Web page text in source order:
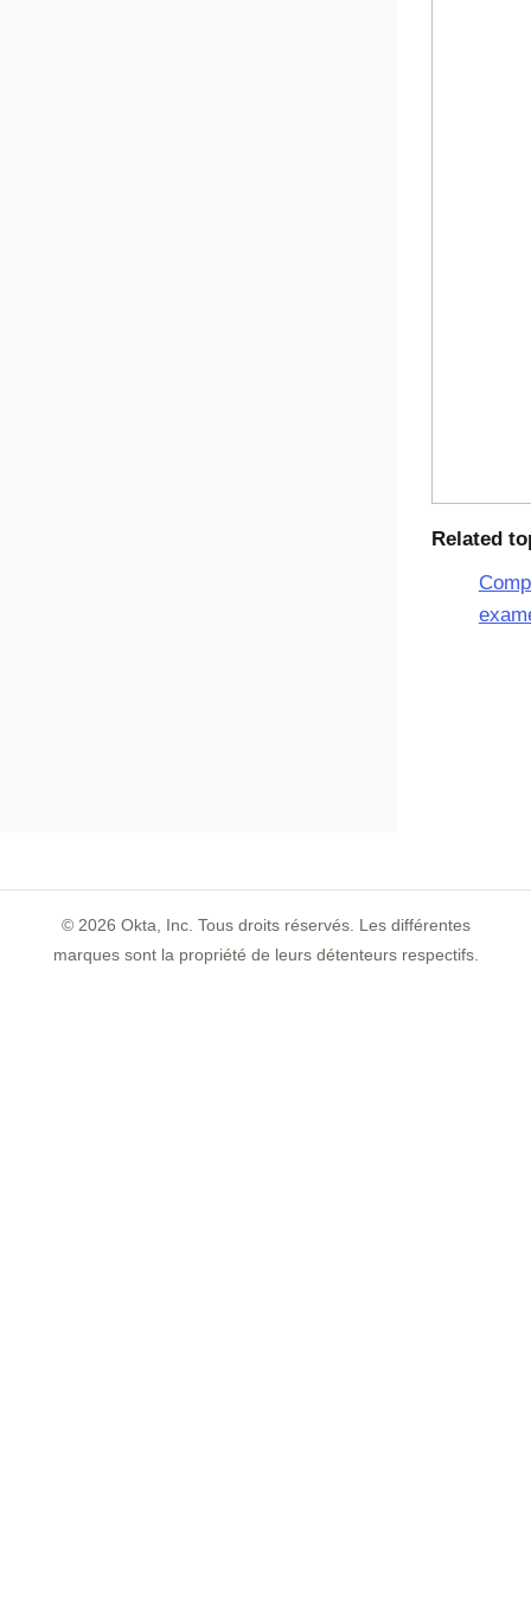
Related
© 2026 Okta, Inc. Tous droits réservés. Les différentes
marques sont la propriété de leurs détenteurs respectifs.